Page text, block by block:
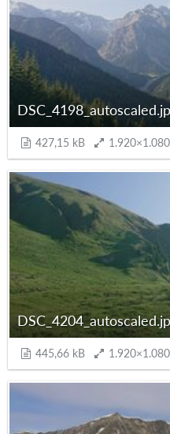
427,15 kB 1.920×1.080
445,66 kB 1.920×1.080